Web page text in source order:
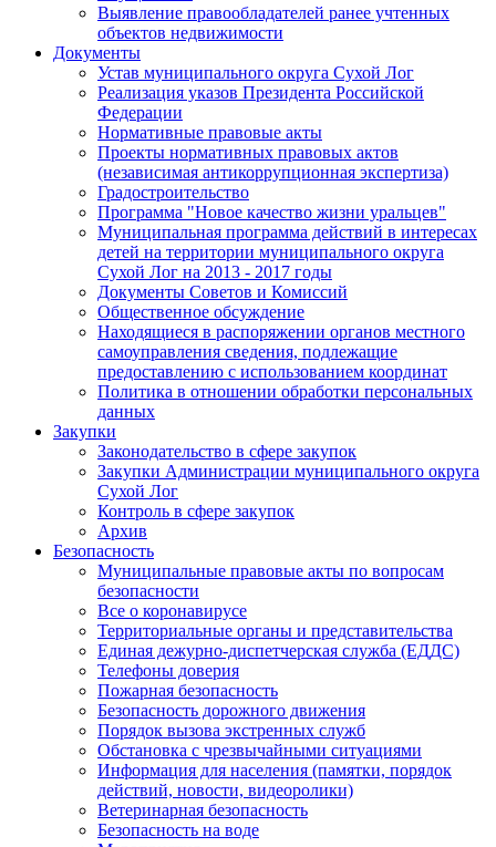
Выявление правообладателей ранее учтенных
объектов недвижимости
Документы
Устав муниципального округа Сухой Лог
Реализация указов Президента Российской
Федерации
Нормативные правовые акты
Проекты нормативных правовых актов
(независимая антикоррупционная экспертиза)
Градостроительство
Программа "Новое качество жизни уральцев"
Муниципальная программа действий в интересах
детей на территории муниципального округа
Сухой Лог на 2013 - 2017 годы
Документы Советов и Комиссий
Общественное обсуждение
Находящиеся в распоряжении органов местного
самоуправления сведения, подлежащие
предоставлению с использованием координат
Политика в отношении обработки персональных
данных
Закупки
Законодательство в сфере закупок
Закупки Администрации муниципального округа
Сухой Лог
Контроль в сфере закупок
Архив
Безопасность
Муниципальные правовые акты по вопросам
безопасности
Все о коронавирусе
Территориальные органы и представительства
Единая дежурно-диспетчерская служба (ЕДДС)
Телефоны доверия
Пожарная безопасность
Безопасность дорожного движения
Порядок вызова экстренных служб
Обстановка с чрезвычайными ситуациями
Информация для населения (памятки, порядок
действий, новости, видеоролики)
Ветеринарная безопасность
Безопасность на воде